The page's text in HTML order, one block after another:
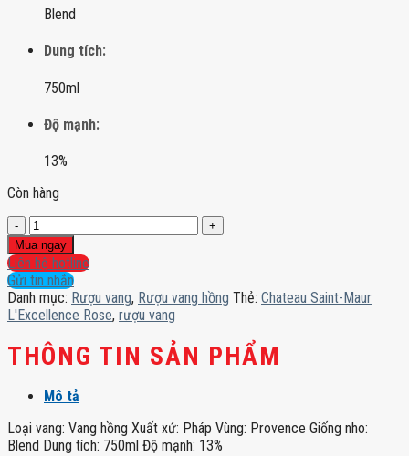
Blend
Dung tích:
750ml
Độ mạnh:
13%
Còn hàng
Chateau
Saint-
Maur
L'Excellence
Rose
số
lượng
Mua ngay
Liên hệ hotline
Gửi tin nhắn
Danh mục: Rượu vang, Rượu vang hồng Thẻ: Chateau Saint-Maur
L'Excellence Rose, rượu vang
THÔNG TIN SẢN PHẨM
Mô tả
Loại vang: Vang hồng Xuất xứ: Pháp Vùng: Provence Giống nho:
Blend Dung tích: 750ml Độ mạnh: 13%